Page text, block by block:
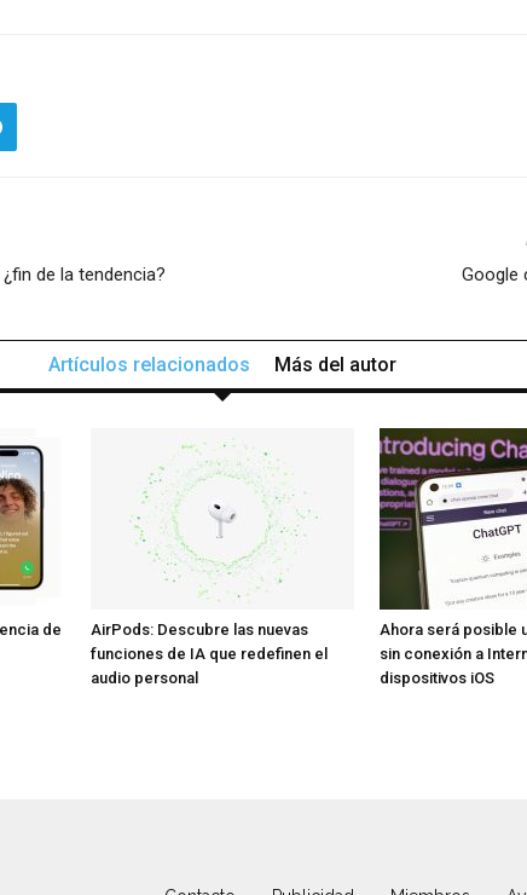
de la tendencia? Google
Artículos relacionados Más del autor
de
AirPods: Descubre las nuevas
funciones de IA que redefinen el
audio personal
Ahora será posible
sin conexión a
dispositivos iOS